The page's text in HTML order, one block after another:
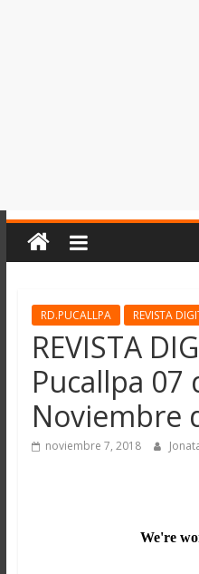
RD.PUCALLPA REVISTA
REVISTA
Pucallpa 07
Noviembre
noviembre 7, 2018